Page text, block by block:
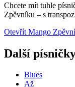
Chcete mít tuhle
Zpěvníku – s
Otevřít Mango
Další
Blues
Až